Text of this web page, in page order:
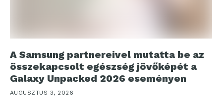
A Samsung partnereivel mutatta be az
összekapcsolt egészség jövőképét a
Galaxy Unpacked 2026 eseményen
AUGUSZTUS 3, 2026